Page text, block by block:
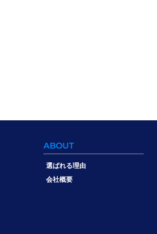
ABOUT
選ばれる理由
会社概要